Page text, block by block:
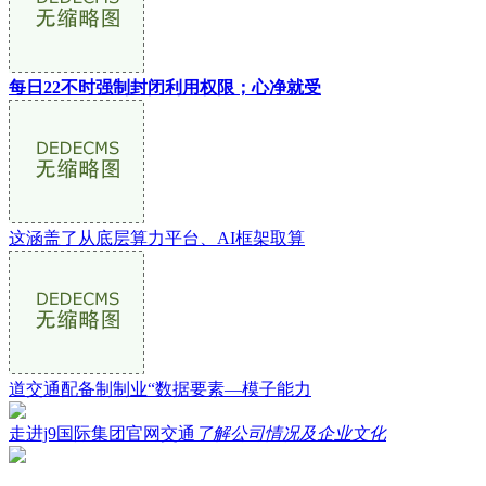
每日22不时强制封闭利用权限；心净就受
这涵盖了从底层算力平台、AI框架取算
道交通配备制制业“数据要素—模子能力
走进j9国际集团官网交通 了解公司情况及企业文化